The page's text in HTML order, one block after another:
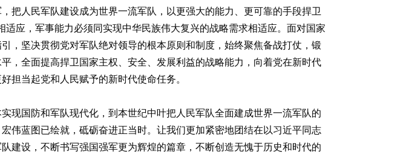
把人民军队建设成为世界一流军队，以更强大的能力、更可靠的手段捍卫
应，军事能力必须同实现中华民族伟大复兴的战略需求相适应。面对国家
，坚决贯彻党对军队绝对领导的根本原则和制度，始终聚焦备战打仗，锻
，全面提高捍卫国家主权、安全、发展利益的战略能力，向着党在新时代
担当起党和人民赋予的新时代使命任务。
现国防和军队现代化，到本世纪中叶把人民军队全面建成世界一流军队的
伟蓝图已绘就，砥砺奋进正当时。让我们更加紧密地团结在以习近平同志
建设，不断书写强国强军更为辉煌的篇章，不断创造无愧于历史和时代的